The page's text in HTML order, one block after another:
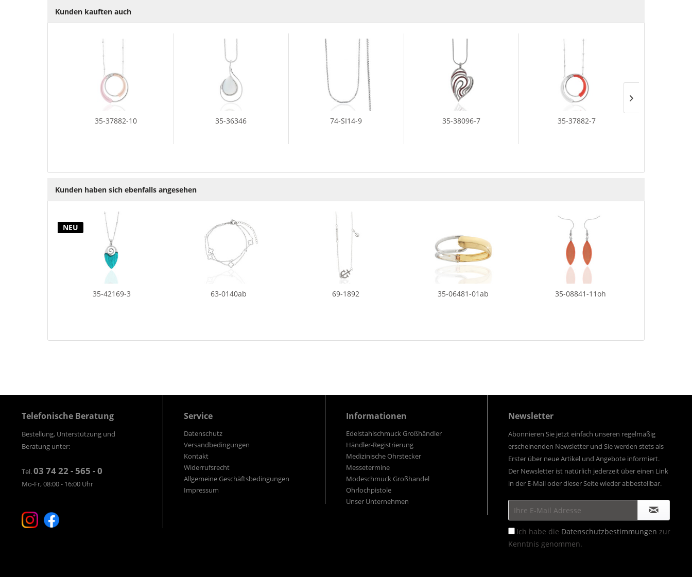
Kunden kauften auch
35-37882-10 35-36346 74-SI14-9 35-38096-7 35-37882-7
Kunden haben sich ebenfalls angesehen
NEU
35-42169-3 63-0140ab 69-1892 35-06481-01ab 35-08841-11oh
Telefonische Beratung
Bestellung, Unterstützung und
Beratung unter:
Tel.03 74 22 - 565 - 0
Mo-Fr, 08:00 - 16:00 Uhr
Service
Datenschutz
Versandbedingungen
Kontakt
Widerrufsrecht
Allgemeine Geschäftsbedingungen
Impressum
Informationen
Edelstahlschmuck Großhändler
Händler-Registrierung
Medizinische Ohrstecker
Messetermine
Modeschmuck Großhandel
Ohrlochpistole
Unser Unternehmen
Newsletter
Abonnieren Sie jetzt einfach unseren regelmäßig
erscheinenden Newsletter und Sie werden stets als
Erster über neue Artikel und Angebote informiert.
Der Newsletter ist natürlich jederzeit über einen Link
in der E-Mail oder dieser Seite wieder abbestellbar.
Ich habe die Datenschutzbestimmungen zur
Kenntnis genommen.